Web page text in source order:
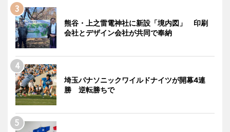
熊谷・上之雷電神社に新設「境内図」 印刷
会社とデザイン会社が共同で奉納
埼玉パナソニックワイルドナイツが開幕4連
勝 逆転勝ちで